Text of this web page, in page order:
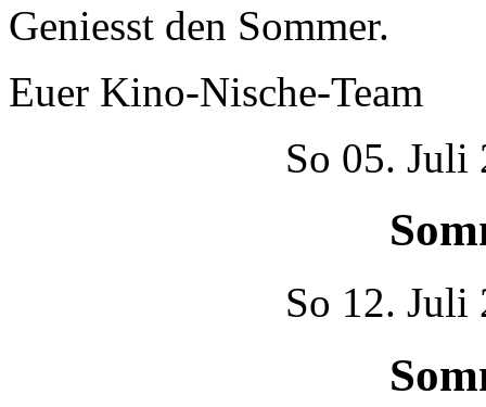
Geniesst den Sommer.
Euer Kino-Nische-Team
So 05. Juli
So 12. Juli